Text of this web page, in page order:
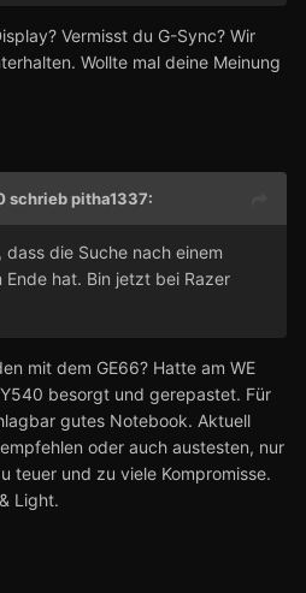
Vermisst du G-Sync? Wir
Wollte mal deine Meinung
schriebpitha1337:
die Suche nach einem
hat. Bin jetzt bei Razer
mit dem GE66? Hatte am WE
besorgt und gerepastet. Für
gutes Notebook. Aktuell
oder auch austesten, nur
teuer und zu viele Kompromisse.
Light.